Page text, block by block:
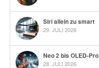
Siri allein zu smart
29. JULI 2026
Neo 2 bis OLED-Pro
28. JULI 2026